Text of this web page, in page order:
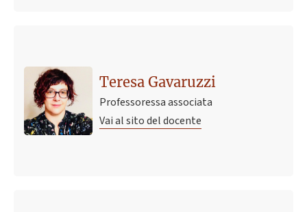
Teresa Gavaruzzi
Professoressa associata
Vai al sito del docente